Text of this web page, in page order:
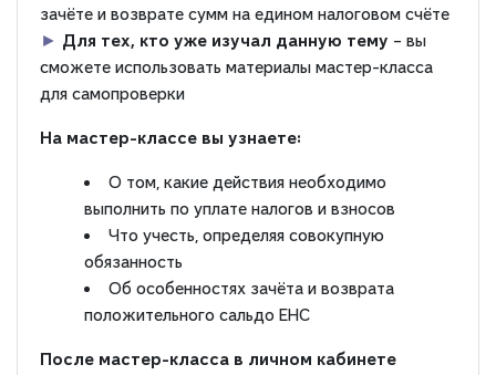
зачёте и возврате сумм на едином налоговом счёте
► Для тех, кто уже изучал данную тему – вы
сможете использовать материалы мастер-класса
для самопроверки
На мастер-классе вы узнаете:
О том, какие действия необходимо
выполнить по уплате налогов и взносов
Что учесть, определяя совокупную
обязанность
Об особенностях зачёта и возврата
положительного сальдо ЕНС
После мастер-класса в личном кабинете